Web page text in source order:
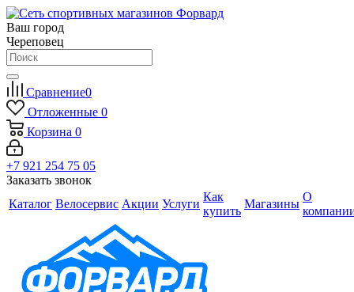
Ваш город
Череповец
Сравнение0
Отложенные 0
Корзина 0
+7 921 254 75 05
Заказать звонок
Каталог Велосервис Акции Услуги
Как
купить
Магазины
О